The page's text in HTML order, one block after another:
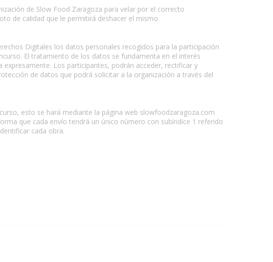
de Slow Food Zaragoza para velar por el correcto
de calidad que le permitirá deshacer el mismo.
Digitales los datos personales recogidos para la participación
El tratamiento de los datos se fundamenta en el interés
Los participantes, podrán acceder, rectificar y
de datos que podrá solicitar a la organización a través del
esto se hará mediante la página web slowfoodzaragoza.com
que cada envío tendrá un único número con subíndice 1 referido
cada obra.